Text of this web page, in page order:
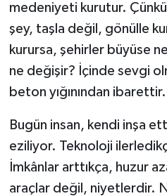
medeniyeti kurutur.
şey, taşla değil, gönülle
kurursa, şehirler büyüse
ne değişir? İçinde sevgi
beton yığınından ibarettir.
Bugün insan, kendi inşa
eziliyor. Teknoloji
İmkânlar arttıkça, huzur
araçlar değil, niyetlerdir.